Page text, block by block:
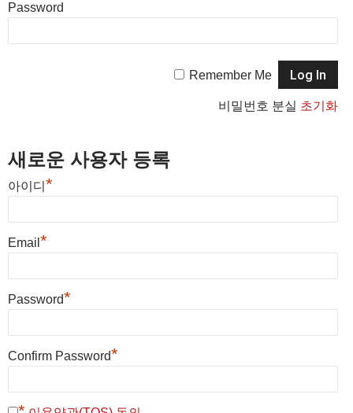
Password
Remember Me
비밀번호 분실 초기화
새로운 사용자 등록
아이디 *
Email *
Password*
Confirm Password*